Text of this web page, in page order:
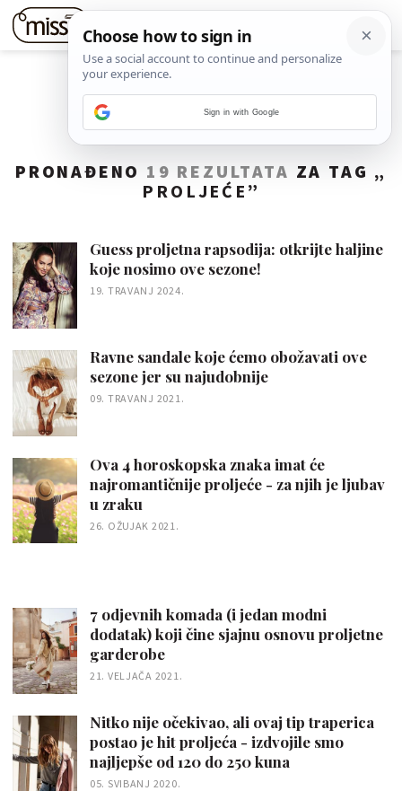
PRONAĐENO 19 REZULTATA ZA TAG „
PROLJEĆE ”
Guess proljetna rapsodija: otkrijte haljine
koje nosimo ove sezone!
19. TRAVANJ 2024.
Ravne sandale koje ćemo obožavati ove
sezone jer su najudobnije
09. TRAVANJ 2021.
Ova 4 horoskopska znaka imat će
najromantičnije proljeće - za njih je ljubav
u zraku
26. OŽUJAK 2021.
7 odjevnih komada (i jedan modni
dodatak) koji čine sjajnu osnovu proljetne
garderobe
21. VELJAČA 2021.
Nitko nije očekivao, ali ovaj tip traperica
postao je hit proljeća - izdvojile smo
najljepše od 120 do 250 kuna
05. SVIBANJ 2020.
Sign in with Google